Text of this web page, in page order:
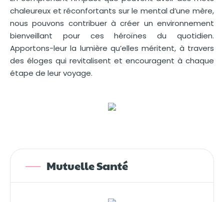
chaleureux et réconfortants sur le mental d’une mère,
nous pouvons contribuer à créer un environnement
bienveillant pour ces héroïnes du quotidien.
Apportons-leur la lumière qu’elles méritent, à travers
des éloges qui revitalisent et encouragent à chaque
étape de leur voyage.
Mutuelle Santé